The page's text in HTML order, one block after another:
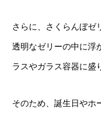
さらに、さくらんぼゼ
透明なゼリーの中に浮
ラスやガラス容器に盛
そのため、誕生日やホ